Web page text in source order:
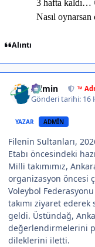
Alıntı
Admin ™
Gönderi tarihi: 16
YAZAR ADMIN
Filenin Sultanları,
Etabı öncesindeki
Milli takımımız,
organizasyon öncesi
Voleybol
takımı ziyaret
geldi. Üstündağ,
değerlendirmelerini
dileklerini iletti.